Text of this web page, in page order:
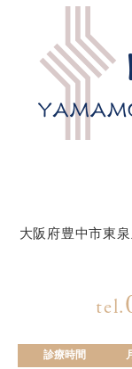
大阪府豊中市東
tel.
診療時間